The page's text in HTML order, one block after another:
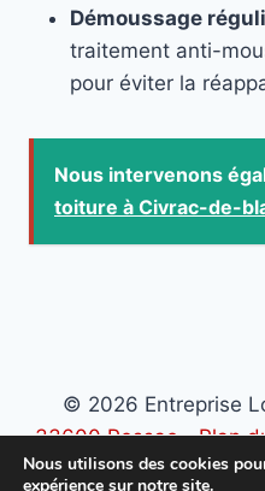
Démoussage
traitement anti-
pour éviter la
Nous intervenons
toiture à Civrac-de-
© 2026 Entreprise
33600 Pessac-Plan
-Politique
Nous utilisons des cookies
expérience sur notre site.